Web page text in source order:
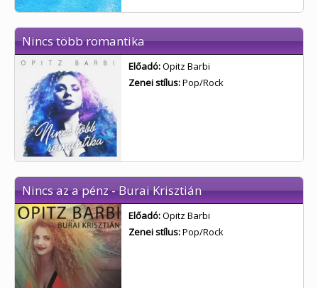
Nincs több romantika
Előadó:Opitz Barbi
Zenei stílus:Pop/Rock
Nincs az a pénz - Burai Krisztián
Előadó:Opitz Barbi
Zenei stílus:Pop/Rock